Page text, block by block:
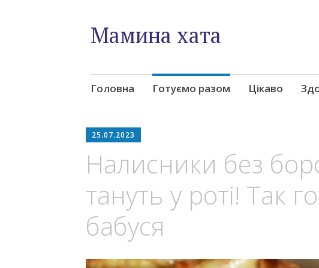
Мамина хата
Skip
Головна Готуємо разом Цікаво
25.07.2023
Налисники без
тануть у роті! Так
бабуся